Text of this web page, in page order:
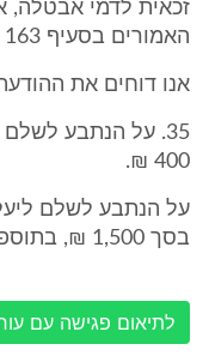
זכאית לדמי אבטלה,
האמורים בסעיף 163 לחוק).
אנו דוחים את
35. על הנתבע
400 ₪.
על הנתבע לשלם
בסך 1,500 ₪, בתוספת מע"מ.
לתיאום פגישה עם עורך דין